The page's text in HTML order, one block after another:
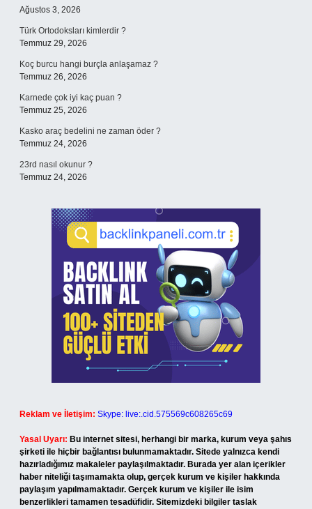
Ağustos 3, 2026
Türk Ortodoksları kimlerdir ?
Temmuz 29, 2026
Koç burcu hangi burçla anlaşamaz ?
Temmuz 26, 2026
Karnede çok iyi kaç puan ?
Temmuz 25, 2026
Kasko araç bedelini ne zaman öder ?
Temmuz 24, 2026
23rd nasıl okunur ?
Temmuz 24, 2026
Reklam ve İletişim: Skype: live:.cid.575569c608265c69
Yasal Uyarı: Bu internet sitesi, herhangi bir marka, kurum veya şahıs
şirketi ile hiçbir bağlantısı bulunmamaktadır. Sitede yalnızca kendi
hazırladığımız makaleler paylaşılmaktadır. Burada yer alan içerikler
haber niteliği taşımamakta olup, gerçek kurum ve kişiler hakkında
paylaşım yapılmamaktadır. Gerçek kurum ve kişiler ile isim
benzerlikleri tamamen tesadüfidir. Sitemizdeki bilgiler taslak